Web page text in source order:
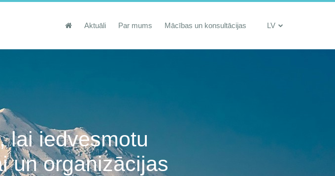
Aktuāli Par mums Mācības un konsultācijas LV
lai iedvesmotu
un organizācijas